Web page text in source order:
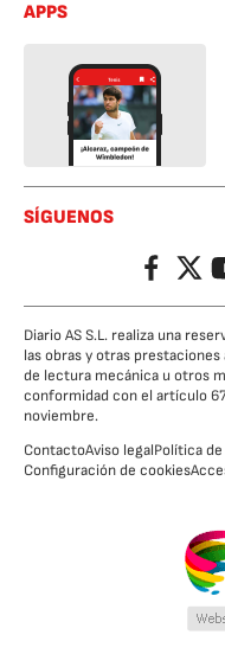
APPS
SÍGUENOS
FacebookTwitter
Diario AS S.L. realiza una
las obras y otras
de lectura mecánica u otros
conformidad con el artículo
noviembre.
ContactoAviso legalPolítica
Configuración de cookies